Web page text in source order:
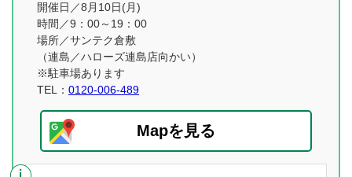
開催日／8月10日(月)
時間／9：00～19：00
場所／サンテク倉敷
（連島／ハローズ連島店向かい）
※駐車場あります
TEL： 0120-006-489
Mapを見る